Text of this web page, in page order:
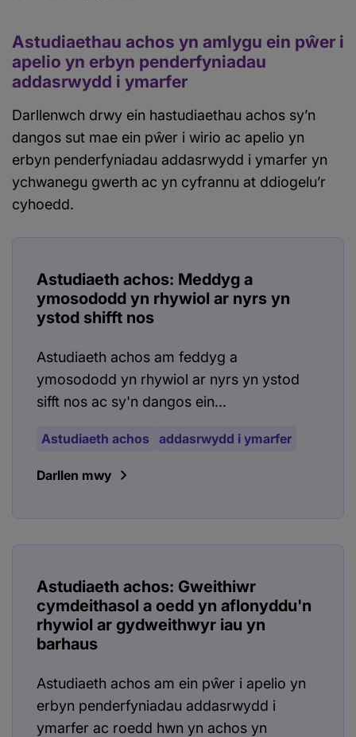
Astudiaethau achos yn amlygu ein pŵer i
apelio yn erbyn penderfyniadau
addasrwydd i ymarfer
Darllenwch drwy ein hastudiaethau achos sy’n
dangos sut mae ein pŵer i wirio ac apelio yn
erbyn penderfyniadau addasrwydd i ymarfer yn
ychwanegu gwerth ac yn cyfrannu at ddiogelu’r
cyhoedd.
Astudiaeth achos: Meddyg a
ymosododd yn rhywiol ar nyrs yn
ystod shifft nos
Astudiaeth achos am feddyg a
ymosododd yn rhywiol ar nyrs yn ystod
sifft nos ac sy'n dangos ein...
Astudiaeth achos addasrwydd i ymarfer
Darllen mwy
Astudiaeth achos: Gweithiwr
cymdeithasol a oedd yn aflonyddu'n
rhywiol ar gydweithwyr iau yn
barhaus
Astudiaeth achos am ein pŵer i apelio yn
erbyn penderfyniadau addasrwydd i
ymarfer ac roedd hwn yn achos yn